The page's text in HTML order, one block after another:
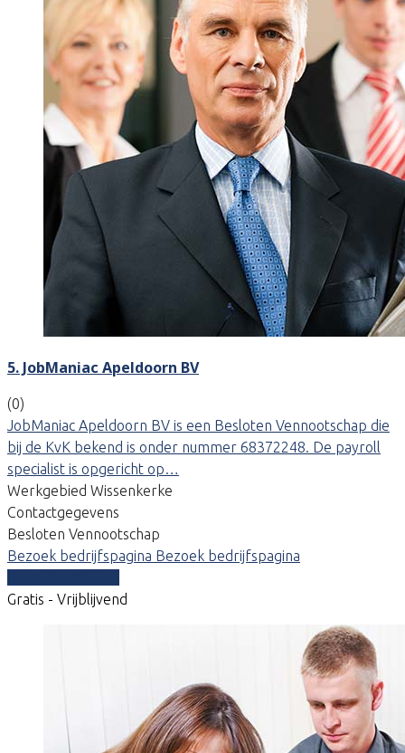
5. JobManiac Apeldoorn BV
(0)
JobManiac Apeldoorn BV is een Besloten Vennootschap die
bij de KvK bekend is onder nummer 68372248. De payroll
specialist is opgericht op…
Werkgebied Wissenkerke
Contactgegevens
Besloten Vennootschap
Bezoek bedrijfspagina Bezoek bedrijfspagina
Gratis - Vrijblijvend